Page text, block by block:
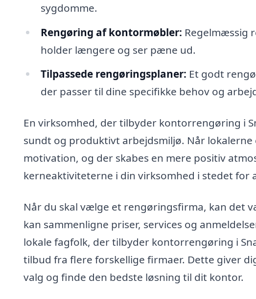
sygdomme.
Rengøring af kontormøbler: Regelmæssig
holder længere og ser pæne ud.
Tilpassede rengøringsplaner: Et godt
der passer til dine specifikke behov og
En virksomhed, der tilbyder kontorrengøring i
sundt og produktivt arbejdsmiljø. Når
motivation, og der skabes en mere positiv
kerneaktiviteterne i din virksomhed i stedet for
Når du skal vælge et rengøringsfirma, kan det
kan sammenligne priser, services og
lokale fagfolk, der tilbyder kontorrengøring i
tilbud fra flere forskellige firmaer. Dette giver
valg og finde den bedste løsning til dit kontor.